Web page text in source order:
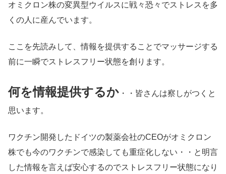
オミクロン株の変異型ウイルスに戦々恐々でストレスを多
くの人に産んでいます。
ここを先読みして、情報を提供することでマッサージする
前に一瞬でストレスフリー状態を創ります。
何を情報提供するか ・・皆さんは察しがつくと
思います。
ワクチン開発したドイツの製薬会社のCEOがオミクロン
株でも今のワクチンで感染しても重症化しない・・と明言
した情報を言えば安心するのでストレスフリー状態になり